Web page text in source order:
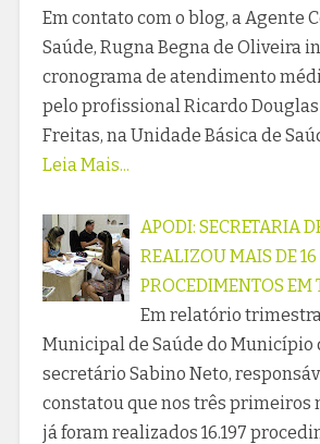
Em contato com o blog, a Agente
Saúde, Rugna Begna de Oliveira
cronograma de atendimento
pelo profissional Ricardo Douglas
Freitas, na Unidade Básica de
Leia Mais...
APODI: SECRETARIA
REALIZOU MAIS DE
PROCEDIMENTOS EM
Em relatório
Municipal de Saúde do Município
secretário Sabino Neto,
constatou que nos três primeiros
já foram realizados 16.197